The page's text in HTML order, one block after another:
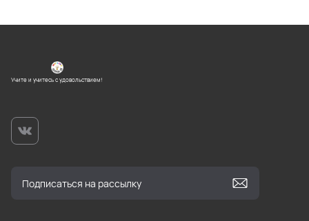
Учите и учитесь с удовольствием!